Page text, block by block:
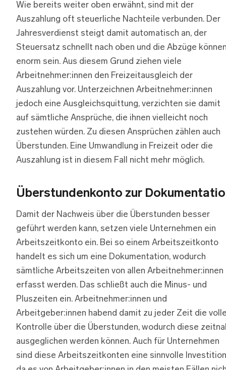
Wie bereits weiter oben erwähnt, sind mit der
Auszahlung oft steuerliche Nachteile verbunden. Der
Jahresverdienst steigt damit automatisch an, der
Steuersatz schnellt nach oben und die Abzüge
enorm sein. Aus diesem Grund ziehen viele
Arbeitnehmer:innen den Freizeitausgleich der
Auszahlung vor. Unterzeichnen Arbeitnehmer:innen
jedoch eine Ausgleichsquittung, verzichten sie damit
auf sämtliche Ansprüche, die ihnen vielleicht noch
zustehen würden. Zu diesen Ansprüchen zählen auch
Überstunden. Eine Umwandlung in Freizeit oder die
Auszahlung ist in diesem Fall nicht mehr möglich.
Überstundenkonto zur
Damit der Nachweis über die Überstunden besser
geführt werden kann, setzen viele Unternehmen ein
Arbeitszeitkonto ein. Bei so einem Arbeitszeitkonto
handelt es sich um eine Dokumentation, wodurch
sämtliche Arbeitszeiten von allen Arbeitnehmer:innen
erfasst werden. Das schließt auch die Minus- und
Pluszeiten ein. Arbeitnehmer:innen und
Arbeitgeber:innen habend damit zu jeder Zeit die
Kontrolle über die Überstunden, wodurch diese
ausgeglichen werden können. Auch für Unternehmen
sind diese Arbeitszeitkonten eine sinnvolle